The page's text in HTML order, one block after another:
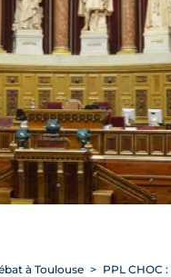
à Toulouse PPL CHOC